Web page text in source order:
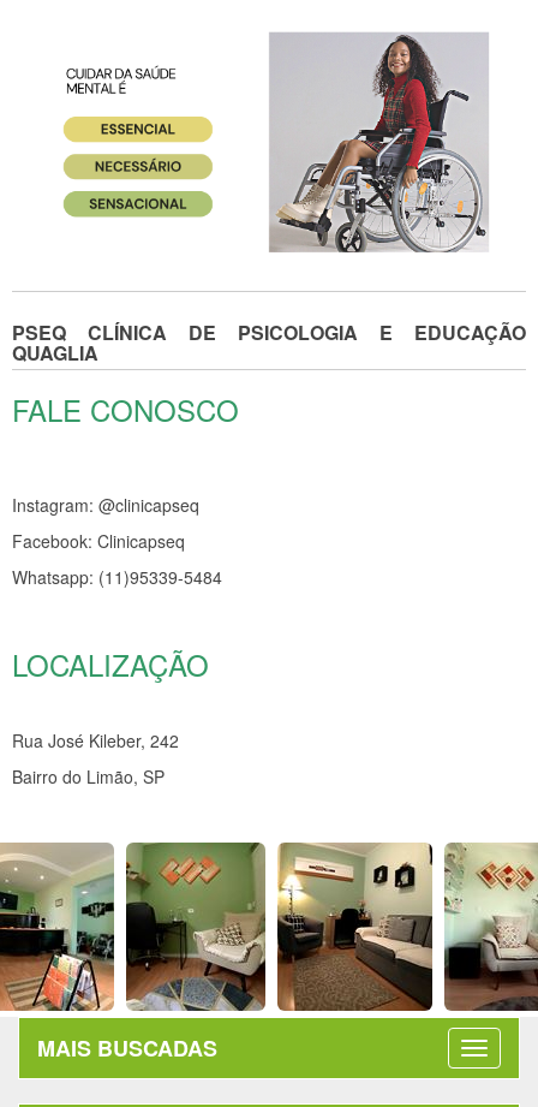
PSEQ CLÍNICA DE PSICOLOGIA E EDUCAÇÃO
QUAGLIA
FALE CONOSCO
Instagram: @clinicapseq
Facebook: Clinicapseq
Whatsapp: (11)95339-5484
LOCALIZAÇÃO
Rua José Kileber, 242
Bairro do Limão, SP
MAIS BUSCADAS